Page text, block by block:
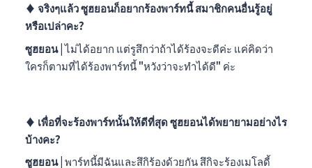
♦︎ จริงๆแล้ว ซูฮยอนก็อยากร้องพาร์ทนี้ สมาชิกคนอื่นรู้อยู่
หรือเปล่าคะ?
ซูฮยอน |ไม่ได้อยาก แต่รูสึกว่าถ้าได้ร้องจะดีค่ะ แค่คิดว่า
ใครก็ตามที่ได้ร้องพาร์ทนี้ "หวังว่าจะทำได้ดี" ค่ะ
♦︎ เพื่อที่จะร้องพาร์ทนั้นให้ดีที่สุด ซูฮยอนได้พยายามอย่างไร
บ้างคะ?
ซูฮยอน | พาร์ทนี้มีฉันและสึกิร้องด้วยกัน สึกิจะร้องเมโลดี้